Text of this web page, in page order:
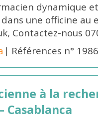
dynamique
une officine au
Contactez-nous
| Références n°
à la
Casablanca